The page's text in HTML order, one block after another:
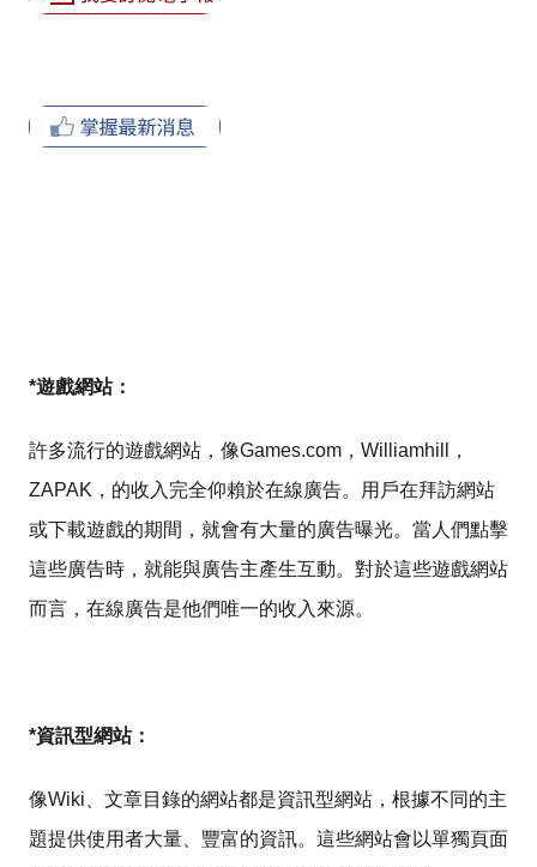
*遊戲網站：
許多流行的遊戲網站，像Games.com，Williamhill，
ZAPAK，的收入完全仰賴於在線廣告。用戶在拜訪網站
或下載遊戲的期間，就會有大量的廣告曝光。當人們點擊
這些廣告時，就能與廣告主產生互動。對於這些遊戲網站
而言，在線廣告是他們唯一的收入來源。
*資訊型網站：
像Wiki、文章目錄的網站都是資訊型網站，根據不同的主
題提供使用者大量、豐富的資訊。這些網站會以單獨頁面